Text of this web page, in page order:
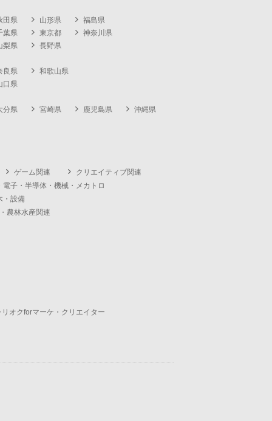
田県 山形県
福島県
葉県
東京都
神奈川県
梨県
長野県
良県
和歌山県
口県
分県 宮崎県 鹿児島県 沖縄県
ゲーム関連
クリエイティブ関連
電子・半導体・機械・メカトロ
・設備
農林水産関連
リオクforマーケ・クリエイター